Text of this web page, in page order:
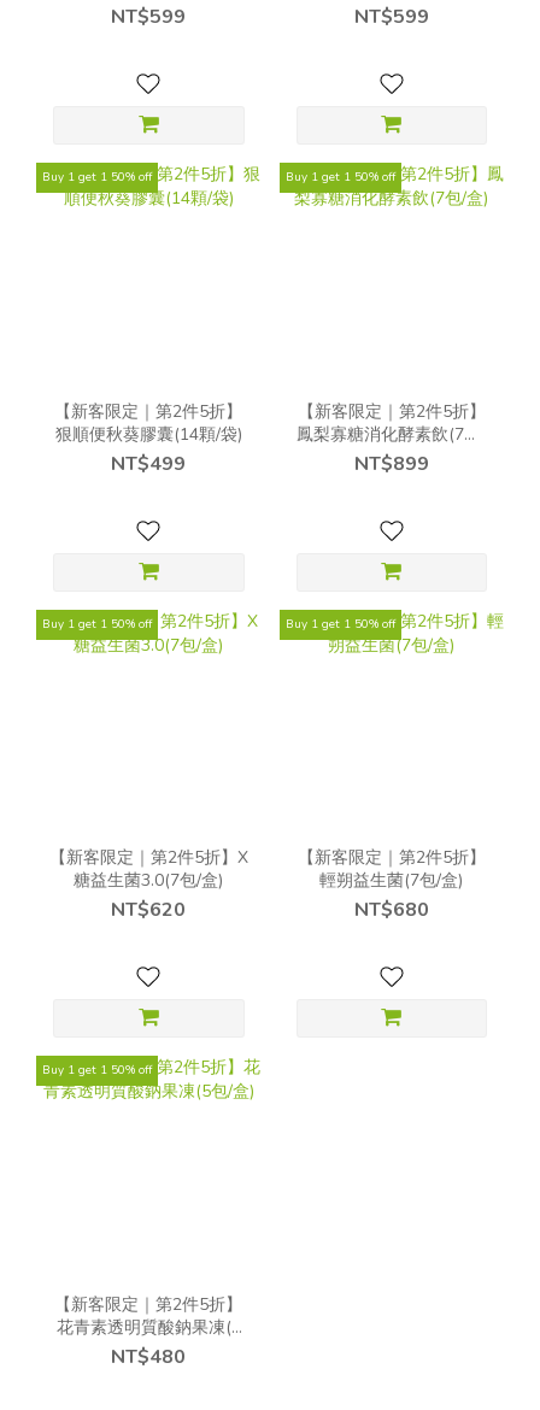
NT$599 NT$599
Buy 1 get 1 50% off
【新客限定｜第2件5折】
狠順便秋葵膠囊(14顆/袋)
NT$499
Buy 1 get 1 50% off
【新客限定｜第2件5折】
鳳梨寡糖消化酵素飲(7包/
盒)
NT$899
Buy 1 get 1 50% off
【新客限定｜第2件5折】X
糖益生菌3.0(7包/盒)
NT$620
Buy 1 get 1 50% off
【新客限定｜第2件5折】
輕朔益生菌(7包/盒)
NT$680
Buy 1 get 1 50% off
【新客限定｜第2件5折】
花青素透明質酸鈉果凍(5
包/盒)
NT$480